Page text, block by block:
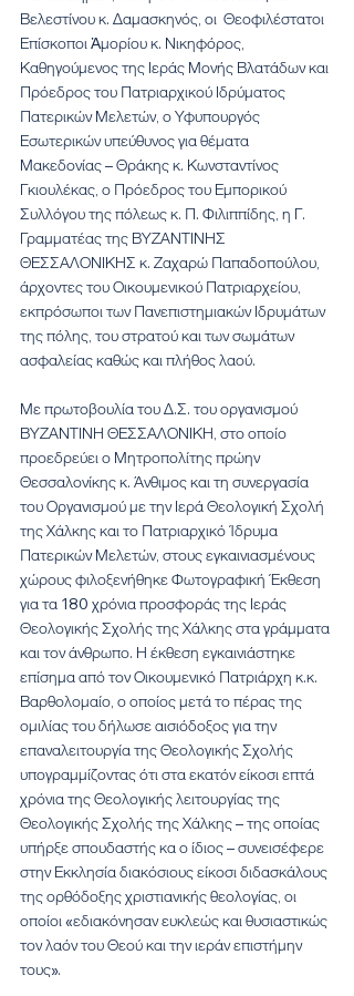
Βελεστίνου κ. Δαμασκηνός, οι  Θεοφιλέστατοι
Επίσκοποι Ἀμορίου κ. Νικηφόρος,
Καθηγούμενος της Ιεράς Μονής Βλατάδων και
Πρόεδρος του Πατριαρχικού Ιδρύματος
Πατερικών Μελετών, ο Υφυπουργός
Εσωτερικών υπεύθυνος για θέματα
Μακεδονίας – Θράκης κ. Κωνσταντίνος
Γκιουλέκας, ο Πρόεδρος του Εμπορικού
Συλλόγου της πόλεως κ. Π. Φιλιππίδης, η Γ.
Γραμματέας της ΒΥΖΑΝΤΙΝΗΣ
ΘΕΣΣΑΛΟΝΙΚΗΣ κ. Ζαχαρώ Παπαδοπούλου,
άρχοντες του Οικουμενικού Πατριαρχείου,
εκπρόσωποι των Πανεπιστημιακών Ιδρυμάτων
της πόλης, του στρατού και των σωμάτων
ασφαλείας καθώς και πλήθος λαού.
Με πρωτοβουλία του Δ.Σ. του οργανισμού
ΒΥΖΑΝΤΙΝΗ ΘΕΣΣΑΛΟΝΙΚΗ, στο οποίο
προεδρεύει ο Μητροπολίτης πρώην
Θεσσαλονίκης κ. Άνθιμος και τη συνεργασία
του Οργανισμού με την Ιερά Θεολογική Σχολή
της Χάλκης και το Πατριαρχικό Ίδρυμα
Πατερικών Μελετών, στους εγκαινιασμένους
χώρους φιλοξενήθηκε Φωτογραφική Έκθεση
για τα 180 χρόνια προσφοράς της Ιεράς
Θεολογικής Σχολής της Χάλκης στα γράμματα
και τον άνθρωπο. Η έκθεση εγκαινιάστηκε
επίσημα από τον Οικουμενικό Πατριάρχη κ.κ.
Βαρθολομαίο, ο οποίος μετά το πέρας της
ομιλίας του δήλωσε αισιόδοξος για την
επαναλειτουργία της Θεολογικής Σχολής
υπογραμμίζοντας ότι στα εκατόν είκοσι επτά
χρόνια της Θεολογικής λειτουργίας της
Θεολογικής Σχολής της Χάλκης – της οποίας
υπήρξε σπουδαστής κα ο ίδιος – συνεισέφερε
στην Εκκλησία διακόσιους είκοσι διδασκάλους
της ορθόδοξης χριστιανικής θεολογίας, οι
οποίοι «εδιακόνησαν ευκλεώς και θυσιαστικώς
τον λαόν του Θεού και την ιεράν επιστήμην
τους».